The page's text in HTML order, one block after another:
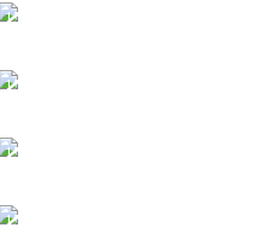
15$
15$
15$
15$